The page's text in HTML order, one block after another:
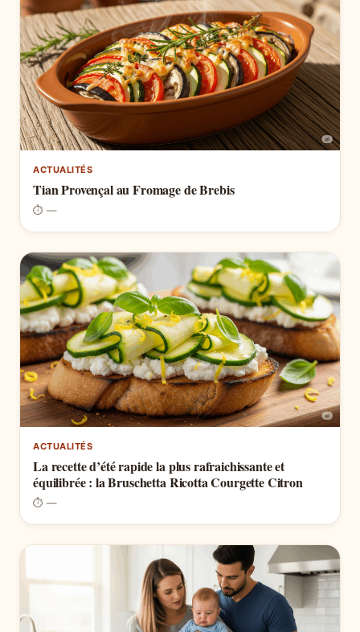
ACTUALITÉS
Tian Provençal au Fromage de Brebis
⏱ —
ACTUALITÉS
La recette d’été rapide la plus rafraichissante et
équilibrée : la Bruschetta Ricotta Courgette Citron
⏱ —